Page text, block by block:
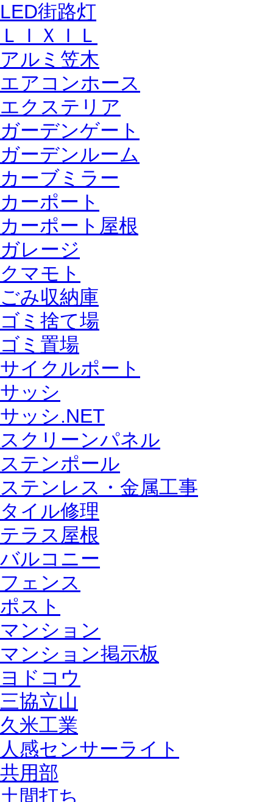
LED街路灯
ＬＩＸＩＬ
アルミ笠木
エアコンホース
エクステリア
ガーデンゲート
ガーデンルーム
カーブミラー
カーポート
カーポート屋根
ガレージ
クマモト
ごみ収納庫
ゴミ捨て場
ゴミ置場
サイクルポート
サッシ
サッシ.NET
スクリーンパネル
ステンポール
ステンレス・金属工事
タイル修理
テラス屋根
バルコニー
フェンス
ポスト
マンション
マンション掲示板
ヨドコウ
三協立山
久米工業
人感センサーライト
共用部
土間打ち